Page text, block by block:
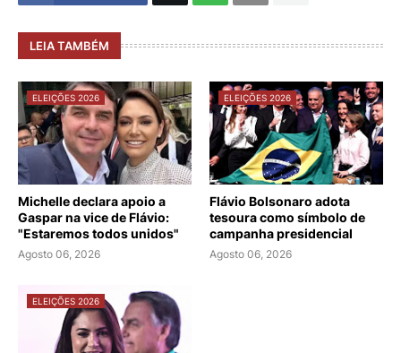
LEIA TAMBÉM
ELEIÇÕES 2026
Michelle declara apoio a
Gaspar na vice de Flávio:
"Estaremos todos unidos"
Agosto 06, 2026
ELEIÇÕES 2026
Flávio Bolsonaro adota
tesoura como símbolo de
campanha presidencial
Agosto 06, 2026
ELEIÇÕES 2026